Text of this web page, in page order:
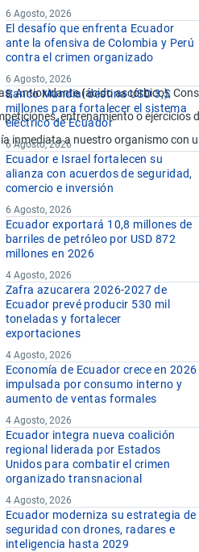
Antioxidante (ácido ascórbico);
entrenamiento o ejercicios
a nuestro organismo
6 Agosto, 2026
El desafío que enfrenta Ecuador
ante la ofensiva de Colombia y Perú
contra el crimen organizado
6 Agosto, 2026
Banco Mundial destina USD 3,5
millones para fortalecer el sistema
eléctrico de Ecuador
6 Agosto, 2026
Ecuador e Israel fortalecen su
alianza con acuerdos de seguridad,
comercio e inversión
6 Agosto, 2026
Ecuador exportará 10,8 millones de
barriles de petróleo por USD 872
millones en 2026
4 Agosto, 2026
Zafra azucarera 2026-2027 de
Ecuador prevé producir 530 mil
toneladas y fortalecer
exportaciones
4 Agosto, 2026
Economía de Ecuador crece en 2026
impulsada por consumo interno y
aumento de ventas formales
4 Agosto, 2026
Ecuador integra nueva coalición
regional liderada por Estados
Unidos para combatir el crimen
organizado transnacional
4 Agosto, 2026
Ecuador moderniza su estrategia de
seguridad con drones, radares e
inteligencia hasta 2029